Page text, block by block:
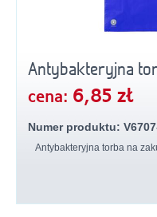
Antybakteryjna
cena: 6,85 zł
Numer produktu:
Antybakteryjna torba na